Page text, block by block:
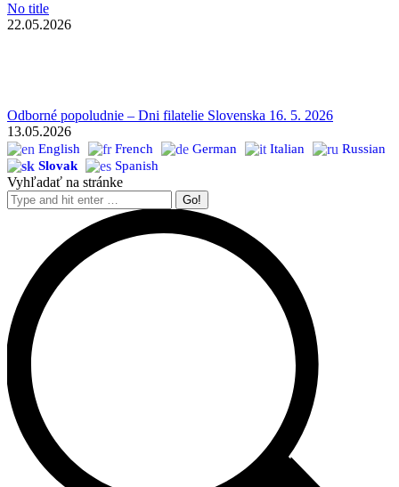
No title
22.05.2026
Odborné popoludnie – Dni filatelie Slovenska 16. 5. 2026
13.05.2026
English French German Italian
Russian
Slovak
Spanish
Vyhľadať na stránke
Search: